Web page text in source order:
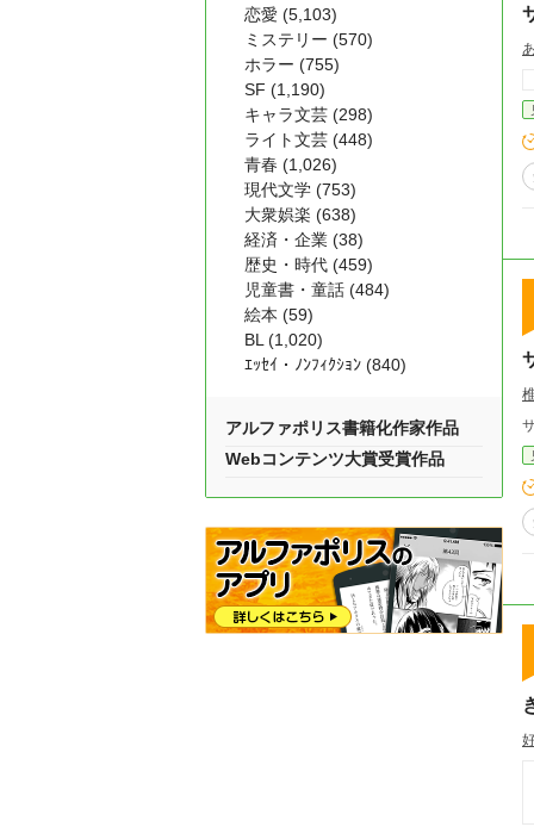
恋愛 (5,103)
ミステリー (570)
ホラー (755)
SF (1,190)
キャラ文芸 (298)
ライト文芸 (448)
青春 (1,026)
現代文学 (753)
大衆娯楽 (638)
経済・企業 (38)
歴史・時代 (459)
児童書・童話 (484)
絵本 (59)
BL (1,020)
ｴｯｾｲ・ﾉﾝﾌｨｸｼｮﾝ (840)
アルファポリス書籍化作家作品
Webコンテンツ大賞受賞作品